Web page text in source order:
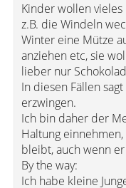
Kinder wollen
z.B. die Windeln
Winter eine Mütze
anziehen etc, sie
lieber nur
In diesen Fällen
erzwingen.
Ich bin daher der
Haltung
bleibt, auch wenn
By the way:
Ich habe kleine